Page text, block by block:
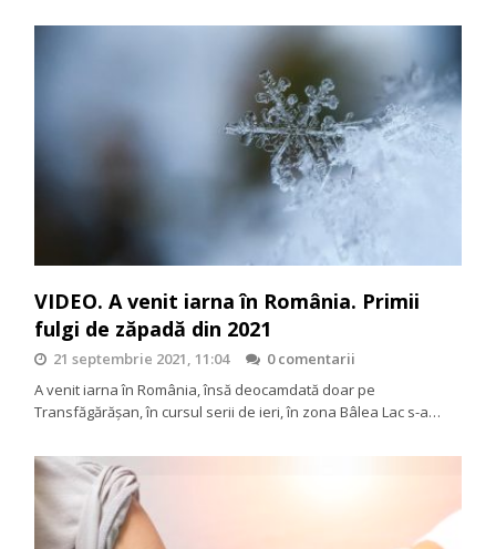
VIDEO. A venit iarna în România. Primii
fulgi de zăpadă din 2021
21 septembrie 2021, 11:04
0 comentarii
A venit iarna în România, însă deocamdată doar pe
Transfăgărășan, în cursul serii de ieri, în zona Bâlea Lac s-a…